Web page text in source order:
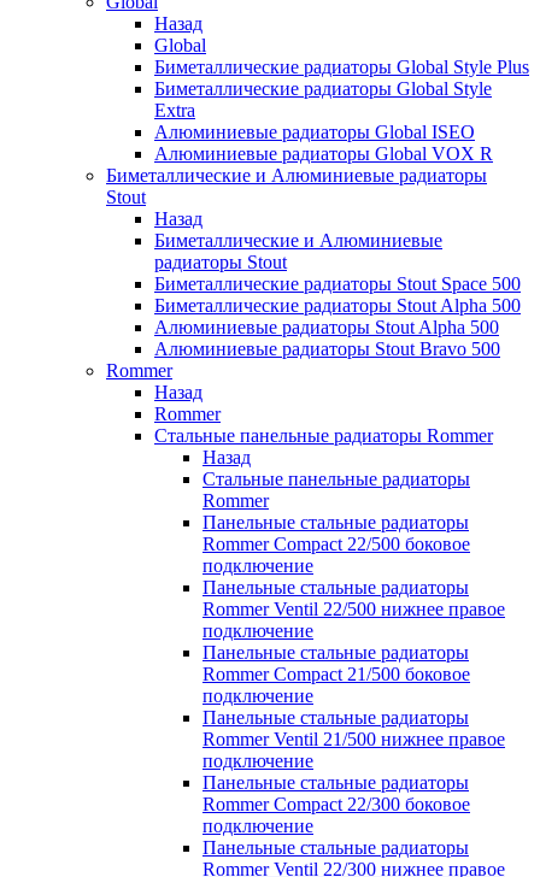
Назад
Global
Биметаллические радиаторы Global Style Plus
Биметаллические радиаторы Global Style
Extra
Алюминиевые радиаторы Global ISEO
Алюминиевые радиаторы Global VOX R
Биметаллические и Алюминиевые радиаторы
Stout
Назад
Биметаллические и Алюминиевые
радиаторы Stout
Биметаллические радиаторы Stout Space 500
Биметаллические радиаторы Stout Alpha 500
Алюминиевые радиаторы Stout Alpha 500
Алюминиевые радиаторы Stout Bravo 500
Rommer
Назад
Rommer
Стальные панельные радиаторы Rommer
Назад
Стальные панельные радиаторы
Rommer
Панельные стальные радиаторы
Rommer Compact 22/500 боковое
подключение
Панельные стальные радиаторы
Rommer Ventil 22/500 нижнее правое
подключение
Панельные стальные радиаторы
Rommer Compact 21/500 боковое
подключение
Панельные стальные радиаторы
Rommer Ventil 21/500 нижнее правое
подключение
Панельные стальные радиаторы
Rommer Compact 22/300 боковое
подключение
Панельные стальные радиаторы
Rommer Ventil 22/300 нижнее правое